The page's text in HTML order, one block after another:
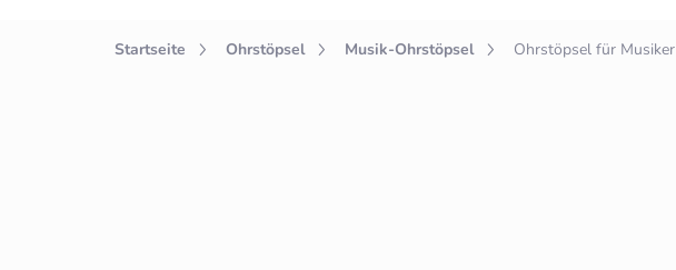
Startseite Ohrstöpsel Musik-Ohrstöpsel Ohrstöpsel für Musiker